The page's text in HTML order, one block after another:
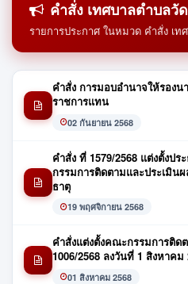
คำสั่ง เทศบาลตำบลวั
รายการประกาศ ในหมวด คำสั่ง เท
คำสั่ง การมอบอำนาจให้รอง
ราชการแทน
02 กันยายน 2568
คำสั่ง ที่ 1579/2568 แต่งตั้งป
กรรมการติดตามและประเมิน
ธาตุ
19 พฤศจิกายน 2568
คำสั่งแต่งตั้งคณะกรรมการติด
1006/2568 ลงวันที่ 1 สิงหาคม
01 สิงหาคม 2568